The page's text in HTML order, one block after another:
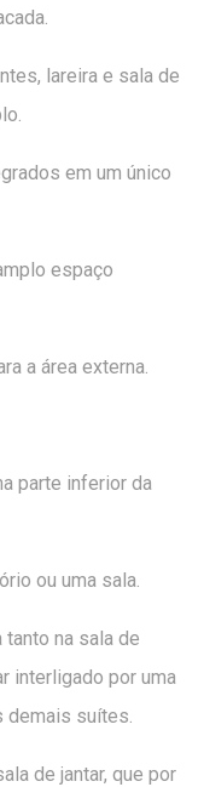
lareira e sala de
em um único
espaço
a área externa.
parte inferior da
ou uma sala.
na sala de
interligado por uma
demais suítes.
de jantar, que por